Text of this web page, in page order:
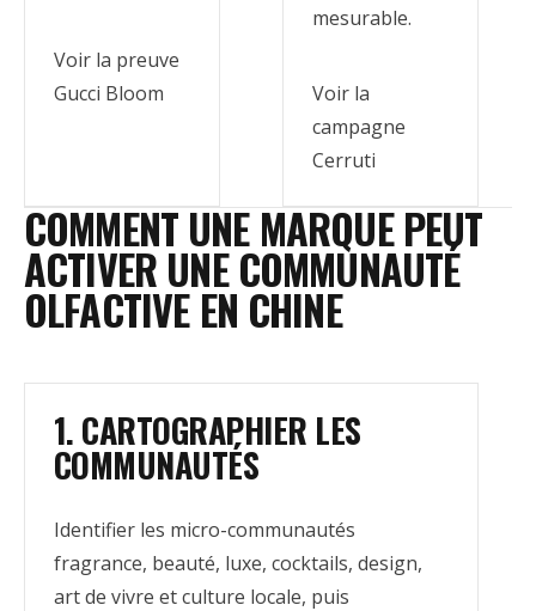
Voir la preuve
Gucci Bloom
mesurable.
Voir la
campagne
Cerruti
COMMENT UNE MARQUE PEUT
ACTIVER UNE COMMUNAUTÉ
OLFACTIVE EN CHINE
1. CARTOGRAPHIER LES
COMMUNAUTÉS
Identifier les micro-communautés
fragrance, beauté, luxe, cocktails, design,
art de vivre et culture locale, puis